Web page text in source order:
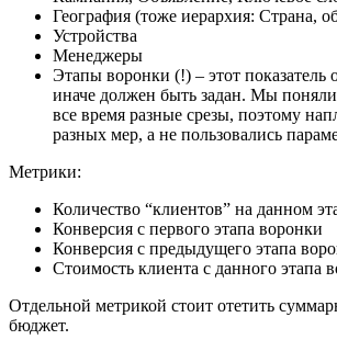
География (тоже иерархия: Страна,
Устройства
Менеджеры
Этапы воронки (!) – этот показатель
иначе должен быть задан. Мы
все время разные срезы, поэтому
разных мер, а не пользовались
Метрики:
Количество “клиентов” на данном
Конверсия с первого этапа воронки
Конверсия с предыдущего этапа
Стоимость клиента с данного этапа
Отдельной метрикой стоит отетить
бюджет.